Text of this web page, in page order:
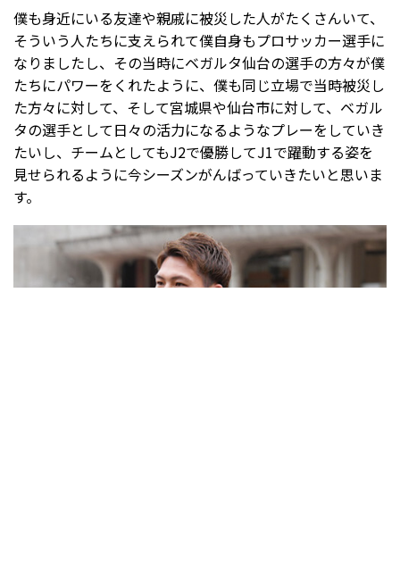
僕も身近にいる友達や親戚に被災した人がたくさんいて、
そういう人たちに支えられて僕自身もプロサッカー選手に
なりましたし、その当時にベガルタ仙台の選手の方々が僕
たちにパワーをくれたように、僕も同じ立場で当時被災し
た方々に対して、そして宮城県や仙台市に対して、ベガル
タの選手として日々の活力になるようなプレーをしていき
たいし、チームとしてもJ2で優勝してJ1で躍動する姿を
見せられるように今シーズンがんばっていきたいと思いま
す。